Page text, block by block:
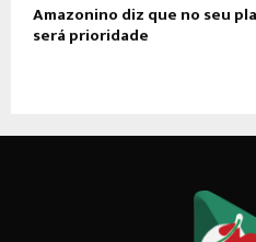
Amazonino diz que no seu
será prioridade